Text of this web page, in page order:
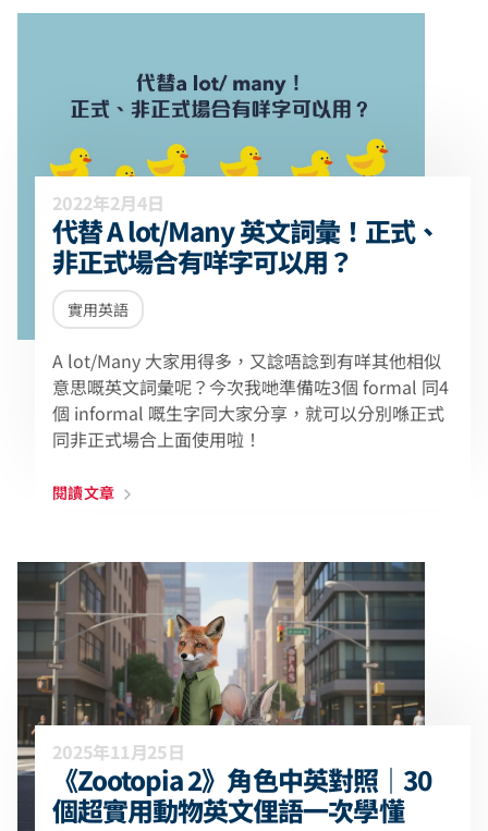
2022年2月4日
代替 A lot/Many 英文詞彙！正式、
非正式場合有咩字可以用？
實用英語
A lot/Many 大家用得多，又諗唔諗到有咩其他相似
意思嘅英文詞彙呢？今次我哋準備咗3個 formal 同4
個 informal 嘅生字同大家分享，就可以分別喺正式
同非正式場合上面使用啦！
閱讀文章
2025年11月25日
《Zootopia 2》角色中英對照｜30
個超實用動物英文俚語一次學懂